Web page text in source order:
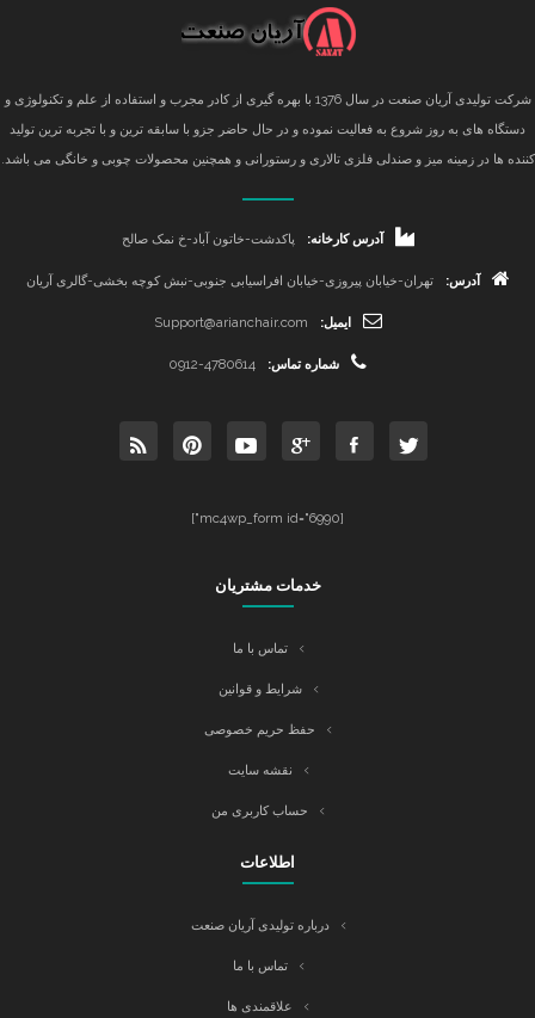
شرکت تولیدی آریان صنعت در سال 1376 با بهره گیری از کادر مجرب و استفاده از علم و تکنولوژی و
دستگاه های به روز شروع به فعالیت نموده و در حال حاضر جزو با سابقه ترین و با تجربه ترین تولید
کننده ها در زمینه میز و صندلی فلزی تالاری و رستورانی و همچنین محصولات چوبی و خانگی می باشد.
آدرس کارخانه: پاکدشت-خاتون آباد-خ نمک صالح
آدرس: تهران-خیابان پیروزی-خیابان افراسیابی جنوبی-نبش کوچه بخشی-گالری آریان
ایمیل: Support@arianchair.com
شماره تماس: 0912-4780614
[mc4wp_form id="6990"]
خدمات مشتریان
تماس با ما
شرایط و قوانین
حفظ حریم خصوصی
نقشه سایت
حساب کاربری من
اطلاعات
درباره تولیدی آریان صنعت
تماس با ما
علاقمندی ها